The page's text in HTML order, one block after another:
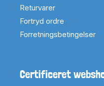
Returvarer
Fortryd ordre
Forretningsbetingelser
Certificeret